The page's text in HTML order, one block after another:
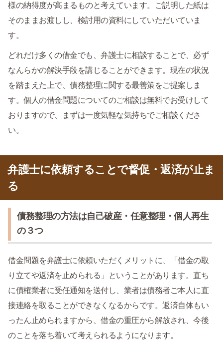
様の納得度が高まるものと考えています。ご説明した紙は
そのままお渡しし、検討用の資料にしていただいていま
す。
どれだけ多くの借金でも、弁護士に相談することで、必ず
なんらかの解決手段を講じることができます。現在の状況
を踏まえた上で、債務整理に関する最善策をご提案しま
す。個人の借金問題についてのご相談は無料でお受けして
おりますので、まずは一度気軽な気持ちでご相談くださ
い。
弁護士に依頼することで督促・返済が止ま
る
債務整理の方法は自己破産・任意整理・個人再生
の３つ
借金問題を弁護士に依頼いただくメリットに、「借金の取
り立てや返済を止められる」ということがあります。直ち
に債権業者に受任通知を送付し、業者は債務者ご本人に直
接連絡を取ることができなくなるからです。返済自体もい
ったん止められますから、借金の重圧から解放され、今後
のことを落ち着いて考えられるようになります。